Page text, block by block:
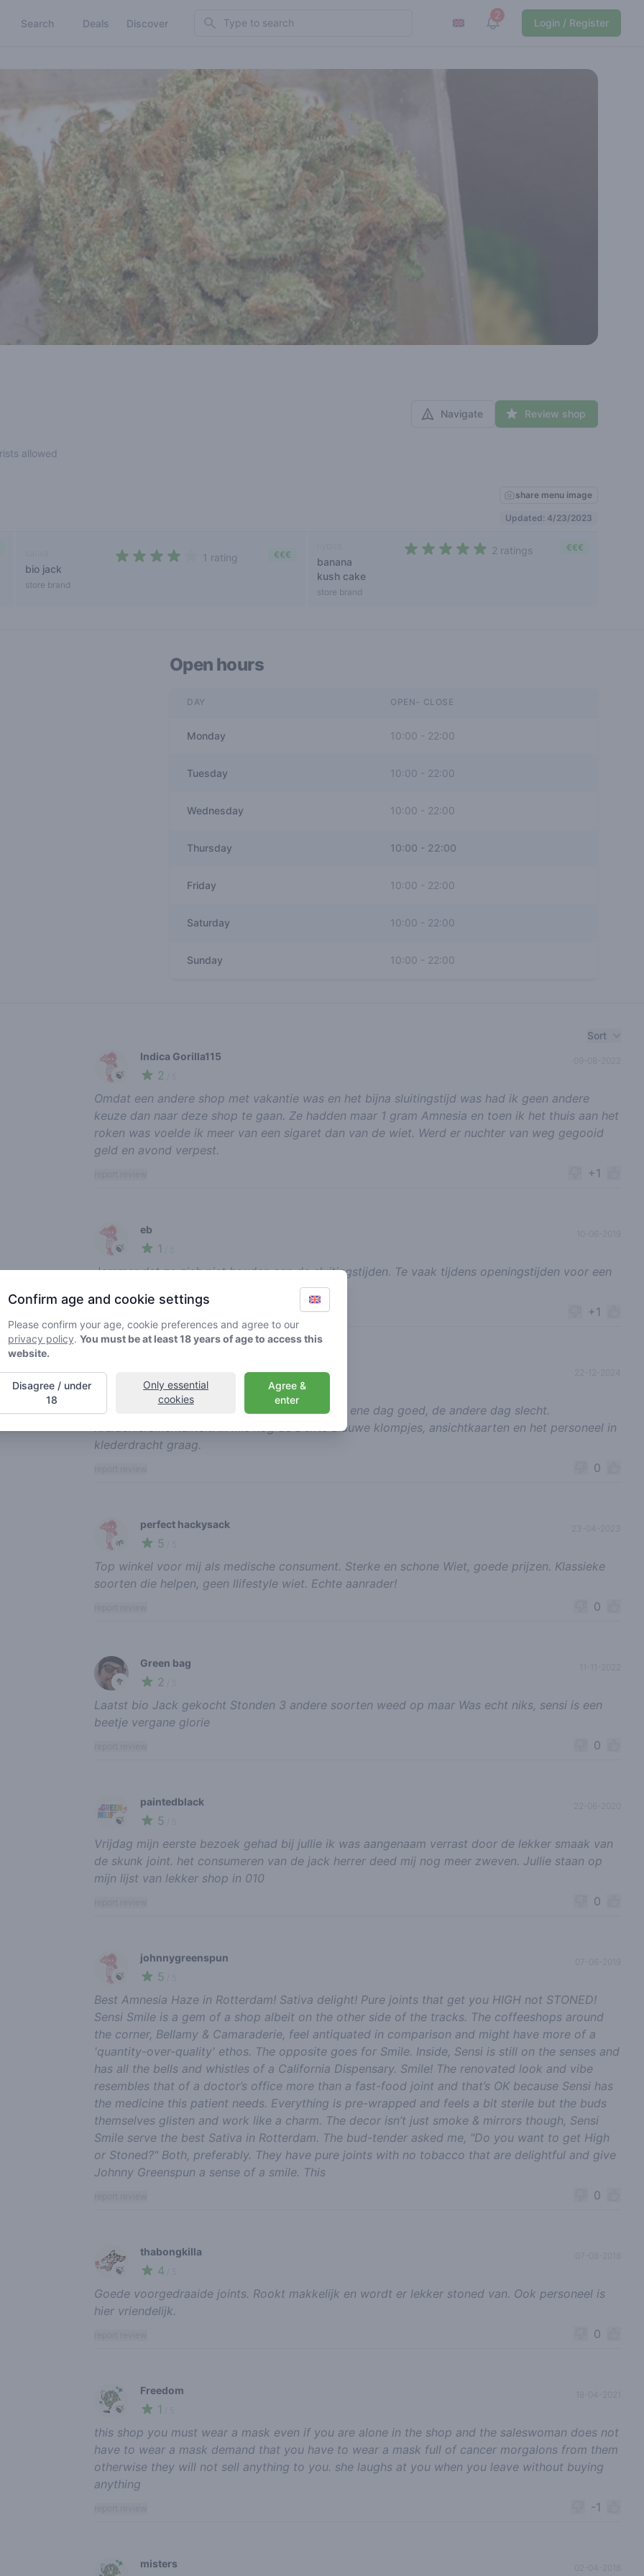
Search Deals Discover Search 2
View notifications
Login / Register
allowed
Navigate Review shop
share menu image
Updated: 4/23/2023
bio jack
store brand
1 rating €€€
banana
kush cake
store brand
2 ratings €€€
Open hours
DAY OPEN- CLOSE
Monday 10:00 - 22:00
Tuesday 10:00 22:00
Wednesday 10:00 - 22:00
Thursday 10:00 - 22:00
Friday 10:00 - 22:00
Saturday 10:00 22:00
Sunday 10:00 - 22:00
Sort
🍃
Indica Gorilla115
2
Omdat een andere shop met vakantie was en het bijna sluitingstijd was had ik geen andere
keuze dan naar deze shop te gaan. Ze hadden maar 1 gram Amnesia en toen ik het thuis aan het
roken was voelde ik meer van een sigaret dan van de wiet. Werd er nuchter van weg gegooid
geld en avond verpest.
+1
🍃
eb
1
Jammer dat ze zich niet houden aan de sluitingstijden. Te vaak tijdens openingstijden voor een
+1
1/ 5
Toeristenwinkeltje met om en om kwaliteit. De ene dag goed, de andere dag slecht.
Kruideniersmentaliteit. Ik mis nog de Delfts Blauwe klompjes, ansichtkaarten en het personeel in
klederdracht graag.
0
🌱
perfect hackysack
5
23-04-2023
Top winkel voor mij als medische consument. Sterke en schone Wiet, goede prijzen. Klassieke
soorten die helpen, geen llifestyle wiet. Echte aanrader!
0
🥦
Green bag
2
Laatst bio Jack gekocht Stonden 3 andere soorten weed op maar Was echt niks, sensi is een
beetje vergane glorie
0
🍃
paintedblack
5
Vrijdag mijn eerste bezoek gehad bij jullie ik was aangenaam verrast door de lekker smaak van
de skunk joint. het consumeren van de jack herrer deed mij nog meer zweven. Jullie staan op
mijn lijst van lekker shop in 010
0
🍃
johnnygreenspun
5
Best Amnesia Haze in Rotterdam! Sativa delight! Pure joints that get you HIGH not STONED!
Sensi Smile is a gem of a shop albeit on the other side of the tracks. The coffeeshops around
the corner, Bellamy & Camaraderie, feel antiquated in comparison and might have more of a
'quantity-over-quality' ethos. The opposite goes for Smile. Inside, Sensi is still on the senses and
has all the bells and whistles of a California Dispensary. Smile! The renovated look and vibe
resembles that of a doctor’s office more than a fast-food joint and that’s OK because Sensi has
the medicine this patient needs. Everything is pre-wrapped and feels a bit sterile but the buds
themselves glisten and work like a charm. The decor isn’t just smoke & mirrors though, Sensi
Smile serve the best Sativa in Rotterdam. The bud-tender asked me, "Do you want to get High
or Stoned?" Both, preferably. They have pure joints with no tobacco that are delightful and give
Johnny Greenspun a sense of a smile. This
0
🍃
thabongkilla
4
Goede voorgedraaide joints. Rookt makkelijk en wordt er lekker stoned van. Ook personeel is
hier vriendelijk.
0
🍃
Freedom
1
this shop you must wear a mask even if you are alone in the shop and the saleswoman does not
have to wear a mask demand that you have to wear a mask full of cancer morgalons from them
otherwise they will not sell anything to you. she laughs at you when you leave without buying
anything
-1
misters
Confirm age and cookie settings
Please confirm your age, cookie preferences and agree to our
privacy policy. You must be at least 18 years of age to access this
website.
Agree &
enter
Only essential
cookies
Disagree / under
18